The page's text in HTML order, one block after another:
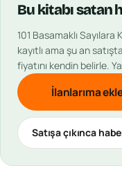
Bu kitabısatan
101 Basamaklı
kayıtlı ama şu an
fiyatını kendin belirle.
İlanlarıma
Satışa çıkınca